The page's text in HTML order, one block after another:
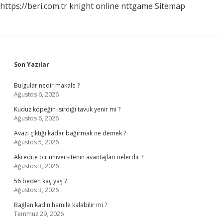
https://beri.com.tr knight online nttgame Sitemap
Sidebar
Son Yazılar
Bulgular nedir makale ?
Ağustos 6, 2026
Kuduz köpeğin ısırdığı tavuk yenir mi ?
Ağustos 6, 2026
Avazı çıktığı kadar bağırmak ne demek ?
Ağustos 5, 2026
Akredite bir üniversitenin avantajları nelerdir ?
Ağustos 3, 2026
56 beden kaç yaş ?
Ağustos 3, 2026
Bağlan kadın hamile kalabilir mi ?
Temmuz 29, 2026